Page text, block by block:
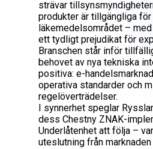
strävar
produkter är tillgängliga
läkemedelsområdet –
ett tydligt prejudikat för
Branschen står inför
behovet av nya tekniska
positiva: e-
operativa standarder och
regelöverträdelser.
I synnerhet speglar
dess Chestny ZNAK-
Underlåtenhet att följa –
uteslutning från